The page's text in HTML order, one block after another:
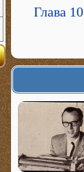
Глава 10